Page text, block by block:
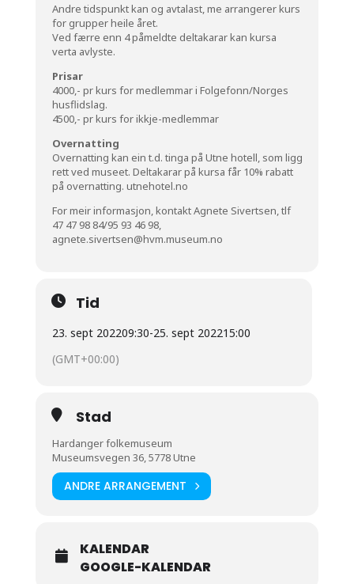
Andre tidspunkt kan og avtalast, me arrangerer kurs
for grupper heile året.
Ved færre enn 4 påmeldte deltakarar kan kursa
verta avlyste.
Prisar
4000,- pr kurs for medlemmar i Folgefonn/Norges
husflidslag.
4500,- pr kurs for ikkje-medlemmar
Overnatting
Overnatting kan ein t.d. tinga på Utne hotell, som ligg
rett ved museet. Deltakarar på kursa får 10% rabatt
på overnatting. utnehotel.no
For meir informasjon, kontakt Agnete Sivertsen, tlf
47 47 98 84/95 93 46 98,
agnete.sivertsen@hvm.museum.no
Tid
23. sept 202209:30-25. sept 202215:00
(GMT+00:00)
Stad
Hardanger folkemuseum
Museumsvegen 36, 5778 Utne
ANDRE ARRANGEMENT
KALENDAR
GOOGLE-KALENDAR